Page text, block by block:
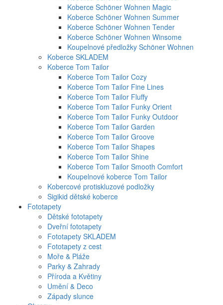
Koberce Schöner Wohnen Magic
Koberce Schöner Wohnen Summer
Koberce Schöner Wohnen Tender
Koberce Schöner Wohnen Winsome
Koupelnové předložky Schöner Wohnen
Koberce SKLADEM
Koberce Tom Tailor
Koberce Tom Tailor Cozy
Koberce Tom Tailor Fine Lines
Koberce Tom Tailor Fluffy
Koberce Tom Tailor Funky Orient
Koberce Tom Tailor Funky Outdoor
Koberce Tom Tailor Garden
Koberce Tom Tailor Groove
Koberce Tom Tailor Shapes
Koberce Tom Tailor Shine
Koberce Tom Tailor Smooth Comfort
Koupelnové koberce Tom Tailor
Kobercové protiskluzové podložky
Sigikid dětské koberce
Fototapety
Dětské fototapety
Dveřní fototapety
Fototapety SKLADEM
Fototapety z cest
Moře & Pláže
Parky & Zahrady
Příroda a Květiny
Umění & Deco
Západy slunce